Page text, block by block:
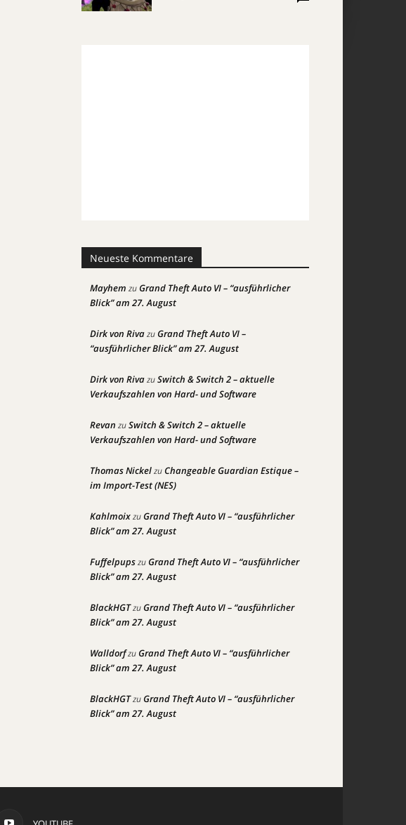
Neueste Kommentare
Mayhem zuGrand Theft Auto VI – “ausführlicher
Blick” am 27. August
Dirk von RivazuGrand Theft Auto VI –
“ausführlicher Blick” am 27. August
Dirk von RivazuSwitch & Switch 2 – aktuelle
Verkaufszahlen von Hard- und Software
Revan zuSwitch & Switch 2 – aktuelle
Verkaufszahlen von Hard- und Software
Thomas NickelzuChangeable Guardian Estique –
im Import-Test (NES)
KahlmoixzuGrand Theft Auto VI – “ausführlicher
Blick” am 27. August
FuffelpupszuGrand Theft Auto VI – “ausführlicher
Blick” am 27. August
BlackHGTzuGrand Theft Auto VI – “ausführlicher
Blick” am 27. August
WalldorfzuGrand Theft Auto VI – “ausführlicher
Blick” am 27. August
BlackHGTzuGrand Theft Auto VI – “ausführlicher
Blick” am 27. August